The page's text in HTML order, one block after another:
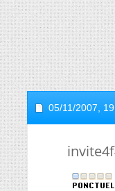
05/11/2007,